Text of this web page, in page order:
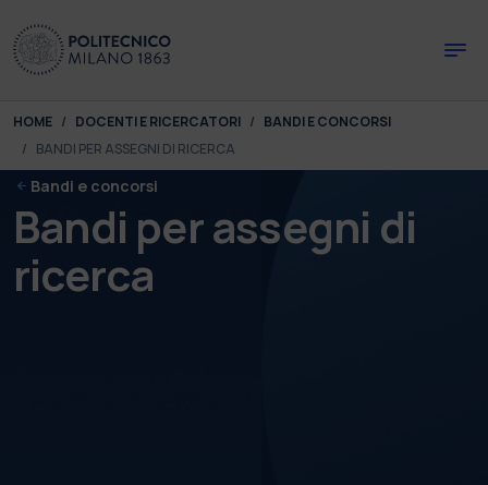
You are here:
HOME DOCENTI E RICERCATORI
BANDI E CONCORSI
BANDI PER ASSEGNI DI RICERCA
Bandi e concorsi
Bandi per assegni di
ricerca